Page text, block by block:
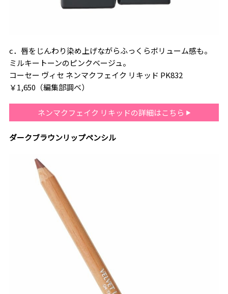
c．唇をじんわり染め上げながらふっくらボリューム感も。
ミルキートーンのピンクベージュ。
コーセー ヴィセ ネンマクフェイク リキッド PK832
￥1,650（編集部調べ）
ネンマクフェイク リキッドの詳細はこちら
ダークブラウンリップペンシル